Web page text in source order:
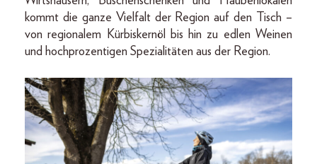
kommt die ganze Vielfalt der Region auf den Tisch –
von regionalem Kürbiskernöl bis hin zu edlen Weinen
und hochprozentigen Spezialitäten aus der Region.